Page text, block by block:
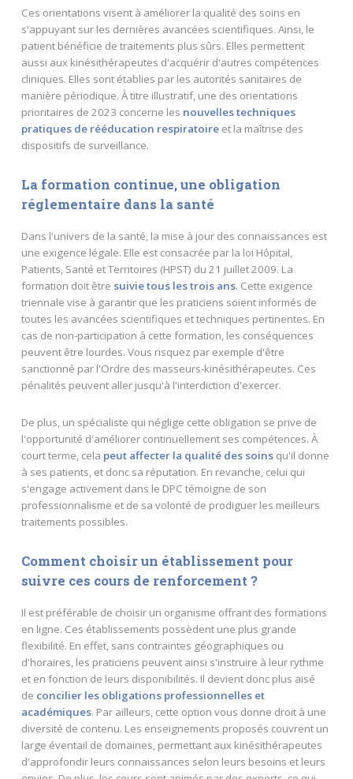
Ces orientations visent à améliorer la qualité des soins en
s'appuyant sur les dernières avancées scientifiques. Ainsi, le
patient bénéficie de traitements plus sûrs. Elles permettent
aussi aux kinésithérapeutes d'acquérir d'autres compétences
cliniques. Elles sont établies par les autorités sanitaires de
manière périodique. À titre illustratif, une des orientations
prioritaires de 2023 concerne les nouvelles techniques
pratiques de rééducation respiratoireet la maîtrise des
dispositifs de surveillance.
La formation continue, une obligation
réglementaire dans la santé
Dans l'univers de la santé, la mise à jour des connaissances est
une exigence légale. Elle est consacrée par la loi Hôpital,
Patients, Santé et Territoires (HPST) du 21 juillet 2009. La
formation doit être suivie tous les trois ans. Cette exigence
triennale vise à garantir que les praticiens soient informés de
toutes les avancées scientifiques et techniques pertinentes. En
cas de non-participation à cette formation, les conséquences
peuvent être lourdes. Vous risquez par exemple d'être
sanctionné par l'Ordre des masseurs-kinésithérapeutes. Ces
pénalités peuvent aller jusqu'à l'interdiction d'exercer.
De plus, un spécialiste qui néglige cette obligation se prive de
l'opportunité d'améliorer continuellement ses compétences. À
court terme, cela peut affecter la qualité des soinsqu'il donne
à ses patients, et donc sa réputation. En revanche, celui qui
s'engage activement dans le DPC témoigne de son
professionnalisme et de sa volonté de prodiguer les meilleurs
traitements possibles.
Comment choisir un établissement pour
suivre ces cours de renforcement ?
Il est préférable de choisir un organisme offrant des formations
en ligne. Ces établissements possèdent une plus grande
flexibilité. En effet, sans contraintes géographiques ou
d'horaires, les praticiens peuvent ainsi s'instruire à leur rythme
et en fonction de leurs disponibilités. Il devient donc plus aisé
de concilier les obligations professionnelles et
académiques. Par ailleurs, cette option vous donne droit à une
diversité de contenu. Les enseignements proposés couvrent un
large éventail de domaines, permettant aux kinésithérapeutes
d'approfondir leurs connaissances selon leurs besoins et leurs